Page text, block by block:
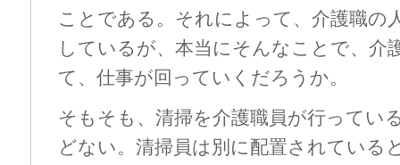
ことである。それによって、介護職の
しているが、本当にそんなことで、介
て、仕事が回っていくだろうか。
そもそも、清掃を介護職員が行ってい
どない。清掃員は別に配置されている